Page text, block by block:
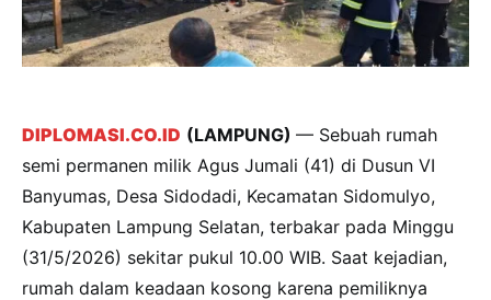
DIPLOMASI.CO.ID (LAMPUNG) — Sebuah rumah
semi permanen milik Agus Jumali (41) di Dusun VI
Banyumas, Desa Sidodadi, Kecamatan Sidomulyo,
Kabupaten Lampung Selatan, terbakar pada Minggu
(31/5/2026) sekitar pukul 10.00 WIB. Saat kejadian,
rumah dalam keadaan kosong karena pemiliknya